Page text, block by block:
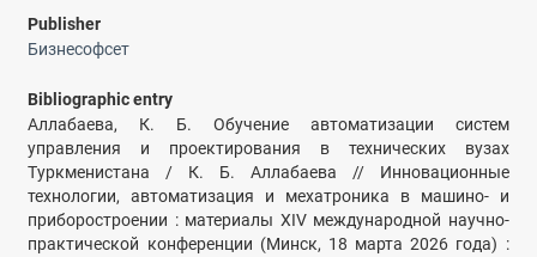
Publisher
Бизнесофсет
Bibliographic entry
Аллабаева, К. Б. Обучение автоматизации систем
управления и проектирования в технических вузах
Туркменистана / К. Б. Аллабаева // Инновационные
технологии, автоматизация и мехатроника в машино- и
приборостроении : материалы ХIV международной научно-
практической конференции (Минск, 18 марта 2026 года) :